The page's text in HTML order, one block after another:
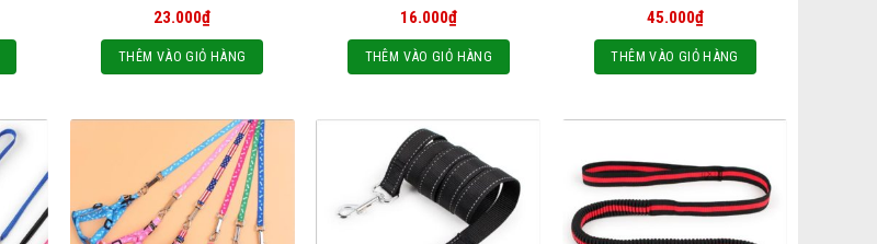
23.000₫
THÊM VÀO GIỎ HÀNG
16.000₫
THÊM VÀO GIỎ HÀNG
45.000₫
THÊM VÀO GIỎ HÀNG